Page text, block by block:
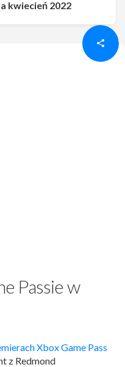
Udostępnij
Passie w
Xbox Game Pass
z Redmond
kwiecień 2022